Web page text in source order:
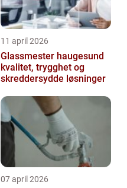
11 april 2026
Glassmester haugesund
kvalitet, trygghet og
skreddersydde løsninger
07 april 2026